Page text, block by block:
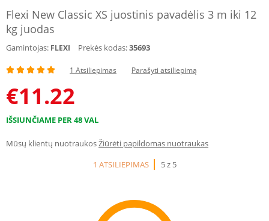
Flexi New Classic XS juostinis pavadėlis 3 m iki 12
kg juodas
Gamintojas: FLEXI Prekės kodas:35693
1 Atsiliepimas Parašyti atsiliepimą
€11.22
IŠSIUNČIAME PER 48 VAL
Mūsų klientų nuotraukosŽiūrėti papildomas nuotraukas
1 ATSILIEPIMAS
5 z 5